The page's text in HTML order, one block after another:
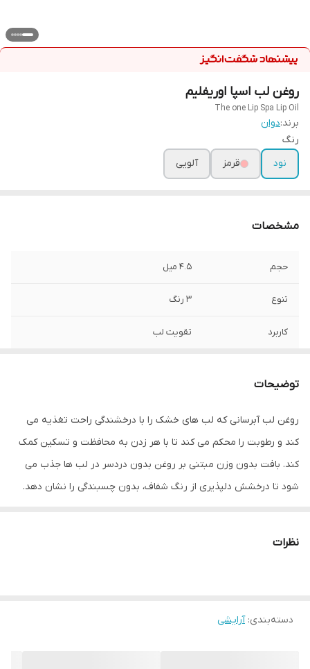
روغن لب اسپا اوریفلیم
The one Lip Spa Lip Oil
برند:دوان
رنگ
نود
قرمز آلویی
مشخصات
حجم ۴.۵ میل
تنوع ۳ رنگ
کاربرد تقویت لب
توضیحات
روغن لب آبرسانی که لب های خشک را با درخشندگی راحت تغذیه می
کند و رطوبت را محکم می کند تا با هر زدن به محافظت و تسکین کمک
کند. بافت بدون وزن مبتنی بر روغن بدون دردسر در لب ها جذب می
شود تا درخشش دلپذیری از رنگ شفاف، بدون چسبندگی را نشان دهد.
• فناوری تنظیم رنگ، رنگ طبیعی لب را با درخشش گلگون منحصر به
نظرات
دسته‌بندی:آرایشی